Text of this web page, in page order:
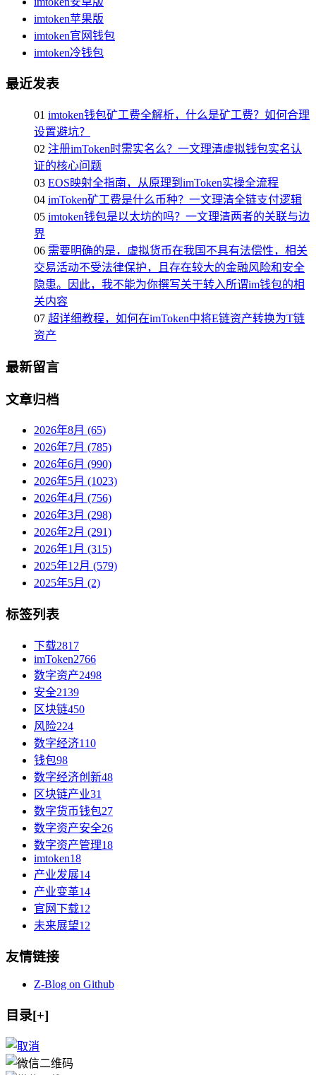
imtoken苹果版
imtoken官网钱包
imtoken冷钱包
最近发表
01 imtoken钱包矿工费全解析，什么是矿工费？如何合理
设置避坑？
02 注册imToken时需实名么？一文理清虚拟钱包实名认
证的核心问题
03 EOS映射全指南，从原理到imToken实操全流程
04 imToken矿工费是什么币种？一文理清全链支付逻辑
05 imtoken钱包是以太坊的吗？一文理清两者的关联与边
界
06 需要明确的是，虚拟货币在我国不具有法偿性，相关
交易活动不受法律保护，且存在较大的金融风险和安全
隐患。因此，我不能为你撰写关于转入所谓im钱包的相
关内容
07 超详细教程，如何在imToken中将E链资产转换为T链
资产
最新留言
文章归档
2026年8月 (65)
2026年7月 (785)
2026年6月 (990)
2026年5月 (1023)
2026年4月 (756)
2026年3月 (298)
2026年2月 (291)
2026年1月 (315)
2025年12月 (579)
2025年5月 (2)
标签列表
下载2817
imToken2766
数字资产2498
安全2139
区块链450
风险224
数字经济110
钱包98
数字经济创新48
区块链产业31
数字货币钱包27
数字资产安全26
数字资产管理18
imtoken18
产业发展14
产业变革14
官网下载12
未来展望12
友情链接
Z-Blog on Github
目录[+]